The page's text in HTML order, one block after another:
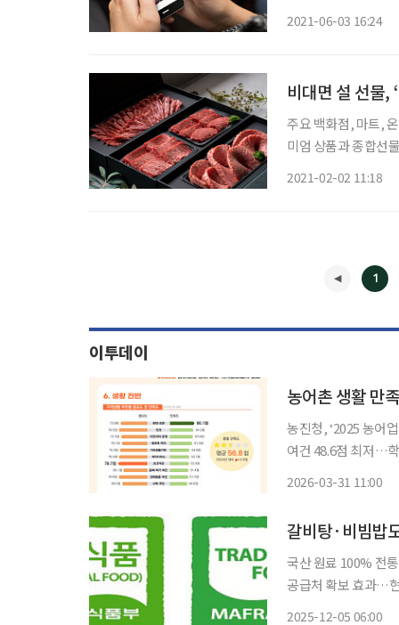
2021-06-03 16:24
비대면 설 선물,
주요 백화점, 마트,
미엄 상품과 종합선물세트가 인기다. 유통업계에
2021-02-02 11:18
1
이투데이
농어촌 생활 만
농진청, ‘2025 농어
여건 48.6점 최저…학생 1인당 사교
2026-03-31 11:00
갈비탕·비빔밥
국산 원료 100% 전
공급처 확보 효과…현재 414개 업체
2025-12-05 06:00